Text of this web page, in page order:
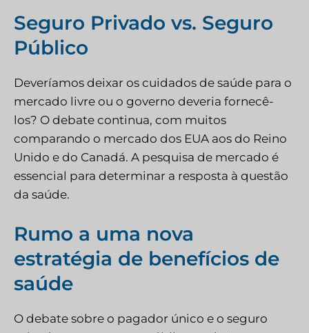
Seguro Privado vs. Seguro
Público
Deveríamos deixar os cuidados de saúde para o
mercado livre ou o governo deveria fornecê-
los? O debate continua, com muitos
comparando o mercado dos EUA aos do Reino
Unido e do Canadá. A pesquisa de mercado é
essencial para determinar a resposta à questão
da saúde.
Rumo a uma nova
estratégia de benefícios de
saúde
O debate sobre o pagador único e o seguro